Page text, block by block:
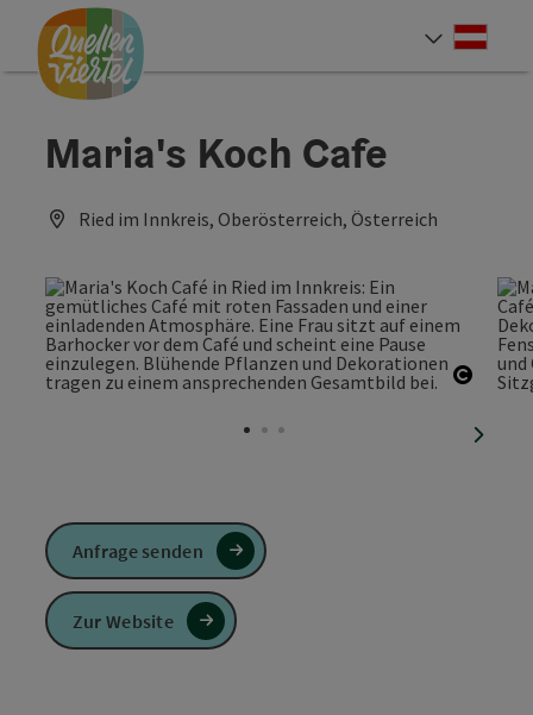
Zum Inhalt
Zur Navigation
Zum Seitenanfang
Maria's Koch Cafe
Ried im Innkreis, Oberösterreich, Österreich
Anfrage senden
Zur Website